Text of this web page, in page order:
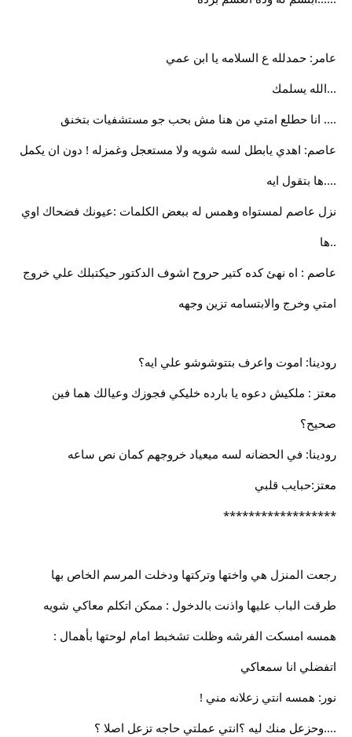
عامر: حمدلله ع السلامه يا ابن عمي
...الله يسلمك
.... انا حطلع امتي من هنا مش بحب جو مستشفيات بتخنق
عاصم: اهدي يابطل لسه شويه ولا مستعجل وغمزله ! دون ان يكمل
....ها بتقول ايه
نزل عاصم لمستواه وهمس له ببعض الكلمات :عيونك فضحاك اوي
..ها
عاصم : اه نهئ كده كتير حروح اشوف الدكتور حيكتبلك علي خروج
امتي وخرج والابتسامه تزين وجهه
رودينا: اموت واعرف بتتوشوشو علي ايه؟
معتز : ملكيش دعوه يا بارده خليكي فجوزك وعيالك هما فين
صحيح؟
رودينا: في الحضانه لسه ميعياد خروجهم كمان نص ساعه
معتز:حبايب قلبي
******************
رجعت المنزل هي واختها وتركتها ودخلت المرسم الخاص بها
طرقت الباب عليها واذنت بالدخول : ممكن اتكلم معاكي شويه
همسه امسكت الفرشه وظلت تشخبط امام لوحتها بأهمال :
اتفضلي انا سمعاكي
نور: همسه انتي زعلانه مني !
....وحزعل منك ليه ؟انتي عملتي حاجه تزعل اصلا ؟